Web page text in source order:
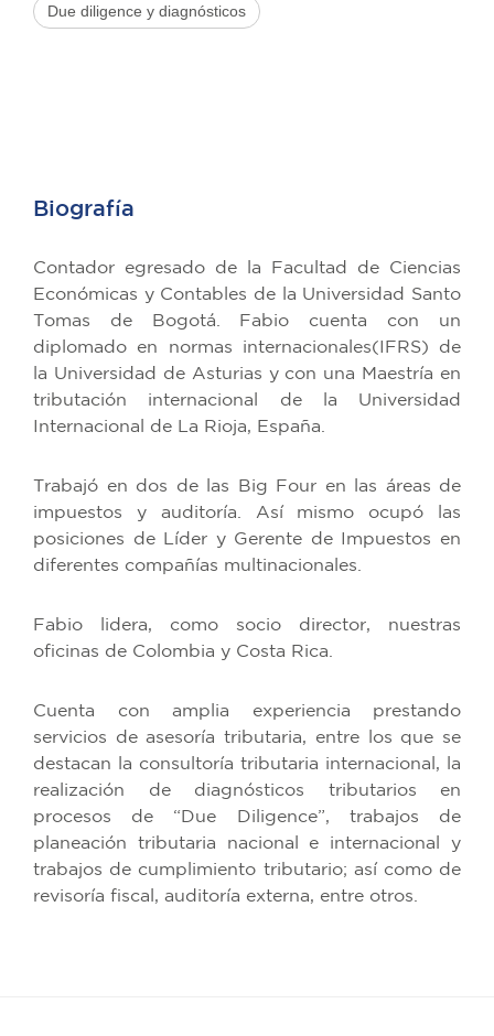
Due diligence y diagnósticos
Biografía
Contador egresado de la Facultad de Ciencias
Económicas y Contables de la Universidad Santo
Tomas de Bogotá. Fabio cuenta con un
diplomado en normas internacionales(IFRS) de
la Universidad de Asturias y con una Maestría en
tributación internacional de la Universidad
Internacional de La Rioja, España.
Trabajó en dos de las Big Four en las áreas de
impuestos y auditoría. Así mismo ocupó las
posiciones de Líder y Gerente de Impuestos en
diferentes compañías multinacionales.
Fabio lidera, como socio director, nuestras
oficinas de Colombia y Costa Rica.
Cuenta con amplia experiencia prestando
servicios de asesoría tributaria, entre los que se
destacan la consultoría tributaria internacional, la
realización de diagnósticos tributarios en
procesos de “Due Diligence”, trabajos de
planeación tributaria nacional e internacional y
trabajos de cumplimiento tributario; así como de
revisoría fiscal, auditoría externa, entre otros.